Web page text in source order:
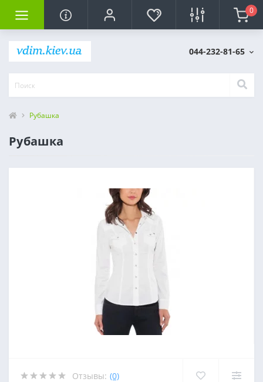
0
044-232-81-65
Рубашка
Рубашка
Отзывы: (0)